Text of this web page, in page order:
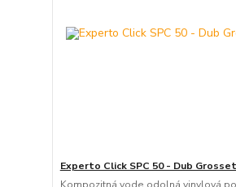
Experto Click SPC 50 - Dub
Kompozitná vode odolná vinylová